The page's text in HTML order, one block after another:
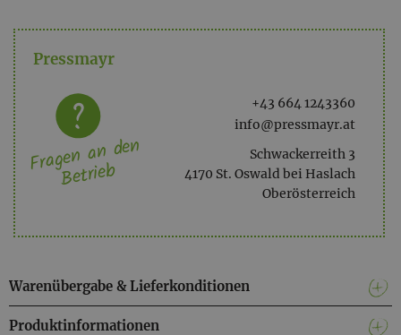
Pressmayr
+43 664 1243360
info@pressmayr.at
Schwackerreith 3
4170 St. Oswald bei Haslach
Oberösterreich
Fragen an den
Betrieb
Warenübergabe & Lieferkonditionen
Produktinformationen